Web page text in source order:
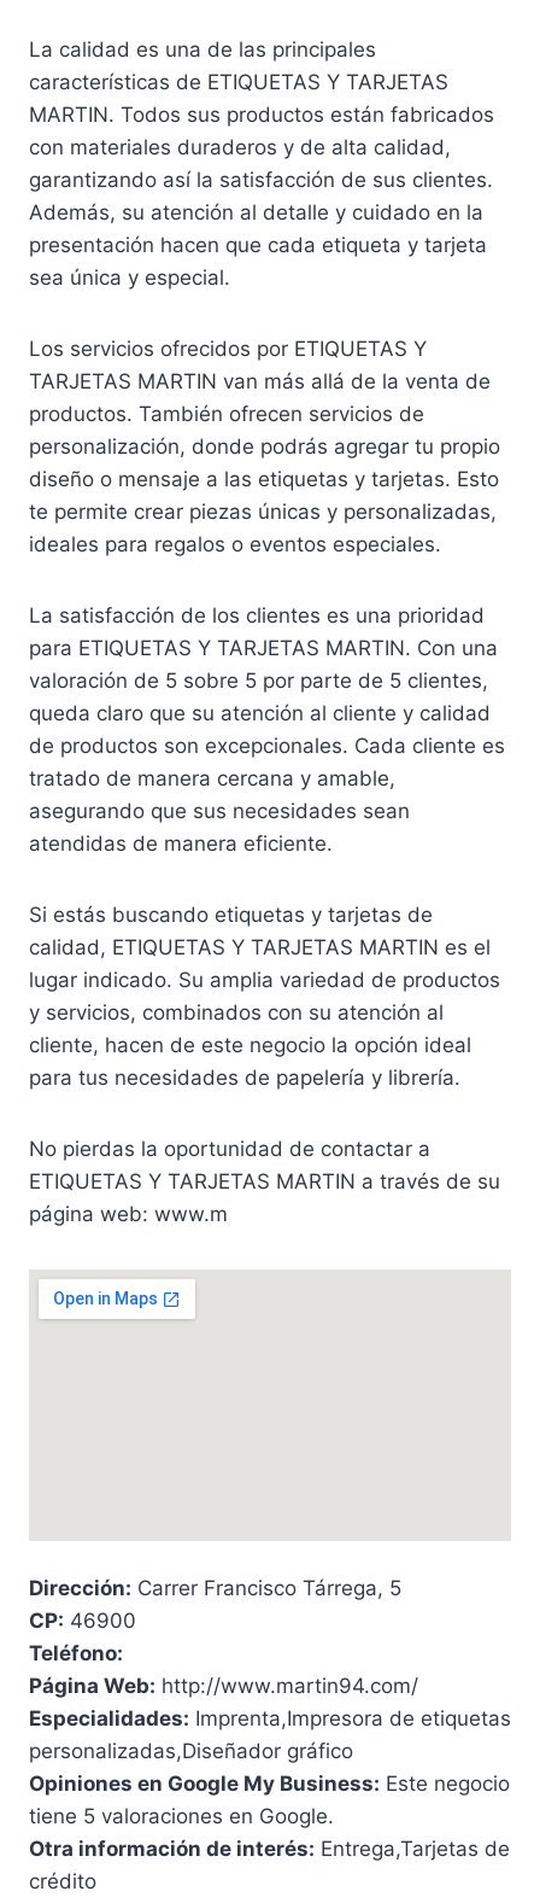
La calidad es una de las principales
características de ETIQUETAS Y TARJETAS
MARTIN. Todos sus productos están fabricados
con materiales duraderos y de alta calidad,
garantizando así la satisfacción de sus clientes.
Además, su atención al detalle y cuidado en la
presentación hacen que cada etiqueta y tarjeta
sea única y especial.
Los servicios ofrecidos por ETIQUETAS Y
TARJETAS MARTIN van más allá de la venta de
productos. También ofrecen servicios de
personalización, donde podrás agregar tu propio
diseño o mensaje a las etiquetas y tarjetas. Esto
te permite crear piezas únicas y personalizadas,
ideales para regalos o eventos especiales.
La satisfacción de los clientes es una prioridad
para ETIQUETAS Y TARJETAS MARTIN. Con una
valoración de 5 sobre 5 por parte de 5 clientes,
queda claro que su atención al cliente y calidad
de productos son excepcionales. Cada cliente es
tratado de manera cercana y amable,
asegurando que sus necesidades sean
atendidas de manera eficiente.
Si estás buscando etiquetas y tarjetas de
calidad, ETIQUETAS Y TARJETAS MARTIN es el
lugar indicado. Su amplia variedad de productos
y servicios, combinados con su atención al
cliente, hacen de este negocio la opción ideal
para tus necesidades de papelería y librería.
No pierdas la oportunidad de contactar a
ETIQUETAS Y TARJETAS MARTIN a través de su
página web: www.m
Dirección: Carrer Francisco Tárrega, 5
CP: 46900
Teléfono:
Página Web: http://www.martin94.com/
Especialidades: Imprenta,Impresora de etiquetas
personalizadas,Diseñador gráfico
Opiniones en Google My Business: Este negocio
tiene 5 valoraciones en Google.
Otra información de interés: Entrega,Tarjetas de
crédito